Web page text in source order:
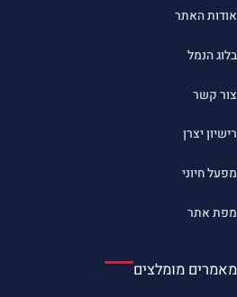
אודות האתר
בלוג הנמל
צור קשר
רישיון יצרן
מפעל חיוני
מפת אתר
מאמרים מומלצים